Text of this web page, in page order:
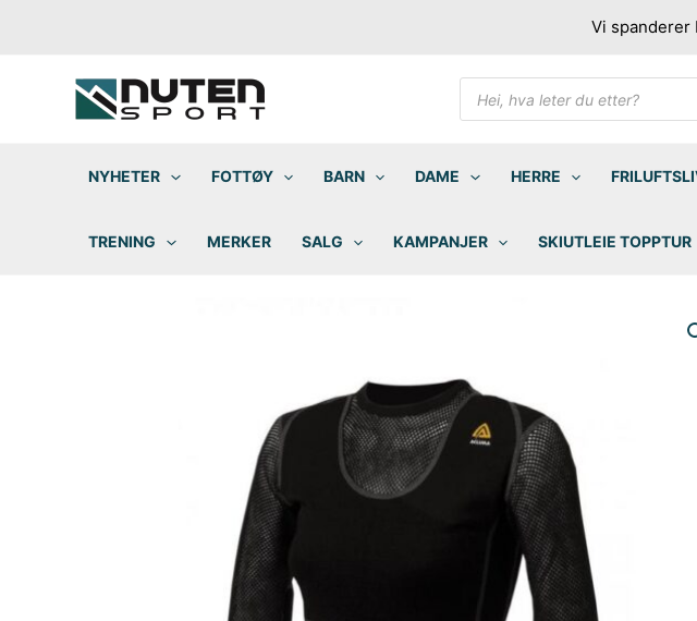
Vi spanderer
Products
search
NYHETER FOTTØY BARN DAME HERRE
TRENING MERKER SALG KAMPANJER SKIUTLEIE TOPPTUR